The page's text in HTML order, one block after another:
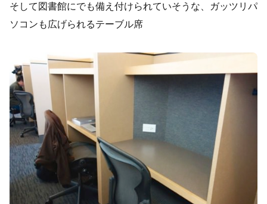
そして図書館にでも備え付けられていそうな、ガッツリパ
ソコンも広げられるテーブル席